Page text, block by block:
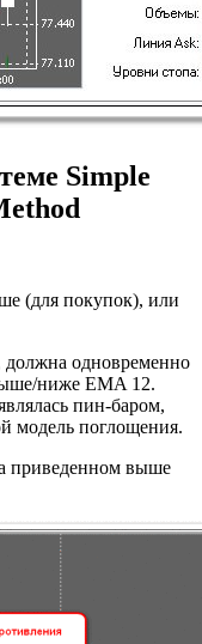
Simple
(для покупок), или
должна одновременно
ниже EMA 12.
пин-баром,
модель поглощения.
приведенном выше